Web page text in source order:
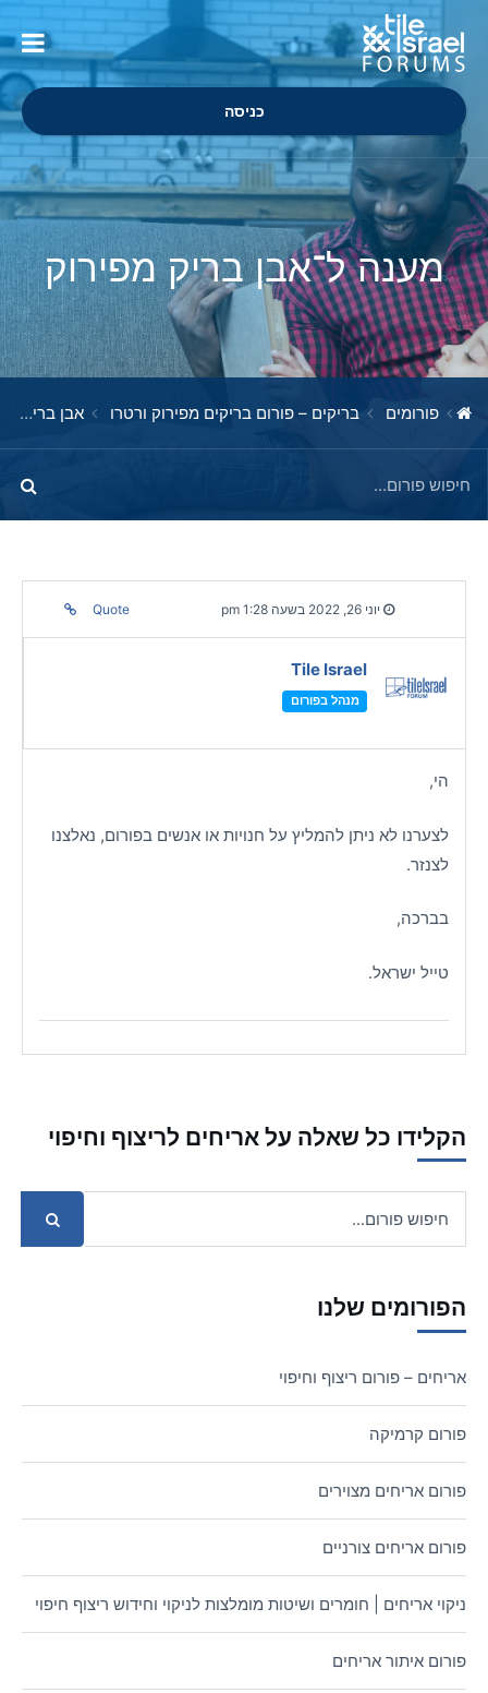
כניסה
מענה ל־אבן בריק מפירוק
פורומים בריקים – פורום בריקים מפירוק ורטרו אבן בריק מפירוק
יוני 26, 2022 בשעה 1:28 pm Quote
Tile Israel
מנהל בפורום
הי,
לצערנו לא ניתן להמליץ על חנויות או אנשים בפורום, נאלצנו
לצנזר.
בברכה,
טייל ישראל.
הקלידו כל שאלה על אריחים לריצוף וחיפוי
הפורומים שלנו
אריחים – פורום ריצוף וחיפוי
פורום קרמיקה
פורום אריחים מצוירים
פורום אריחים צורניים
ניקוי אריחים | חומרים ושיטות מומלצות לניקוי וחידוש ריצוף חיפוי
פורום איתור אריחים